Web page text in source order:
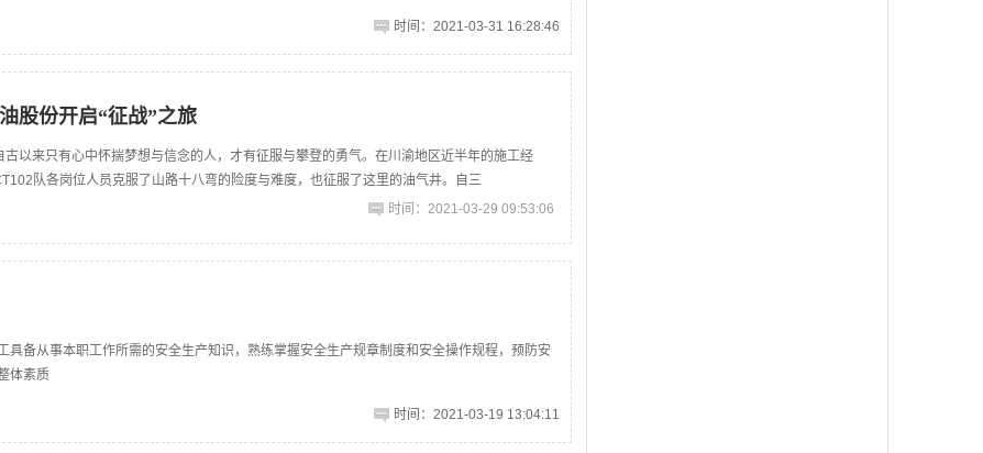
时间：2021-03-31 16:28:46
股份开启“征战”之旅
以来只有心中怀揣梦想与信念的人，才有征服与攀登的勇气。在川渝地区近半年的施工经
队各岗位人员克服了山路十八弯的险度与难度，也征服了这里的油气井。自三
时间：2021-03-29 09:53:06
备从事本职工作所需的安全生产知识，熟练掌握安全生产规章制度和安全操作规程，预防安
体素质
时间：2021-03-19 13:04:11